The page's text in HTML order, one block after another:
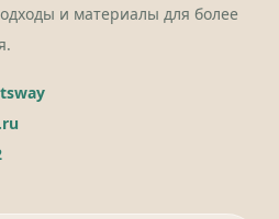
и материалы для более